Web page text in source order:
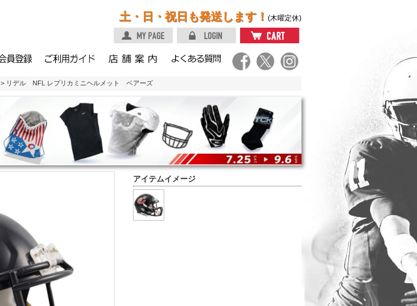
土・日・祝日も発送します！ (木曜定休)
> リデル NFL レプリカミニヘルメット ベアーズ
アイテムイメージ